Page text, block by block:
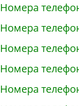
Номера
Номера
Номера
Номера
Номера